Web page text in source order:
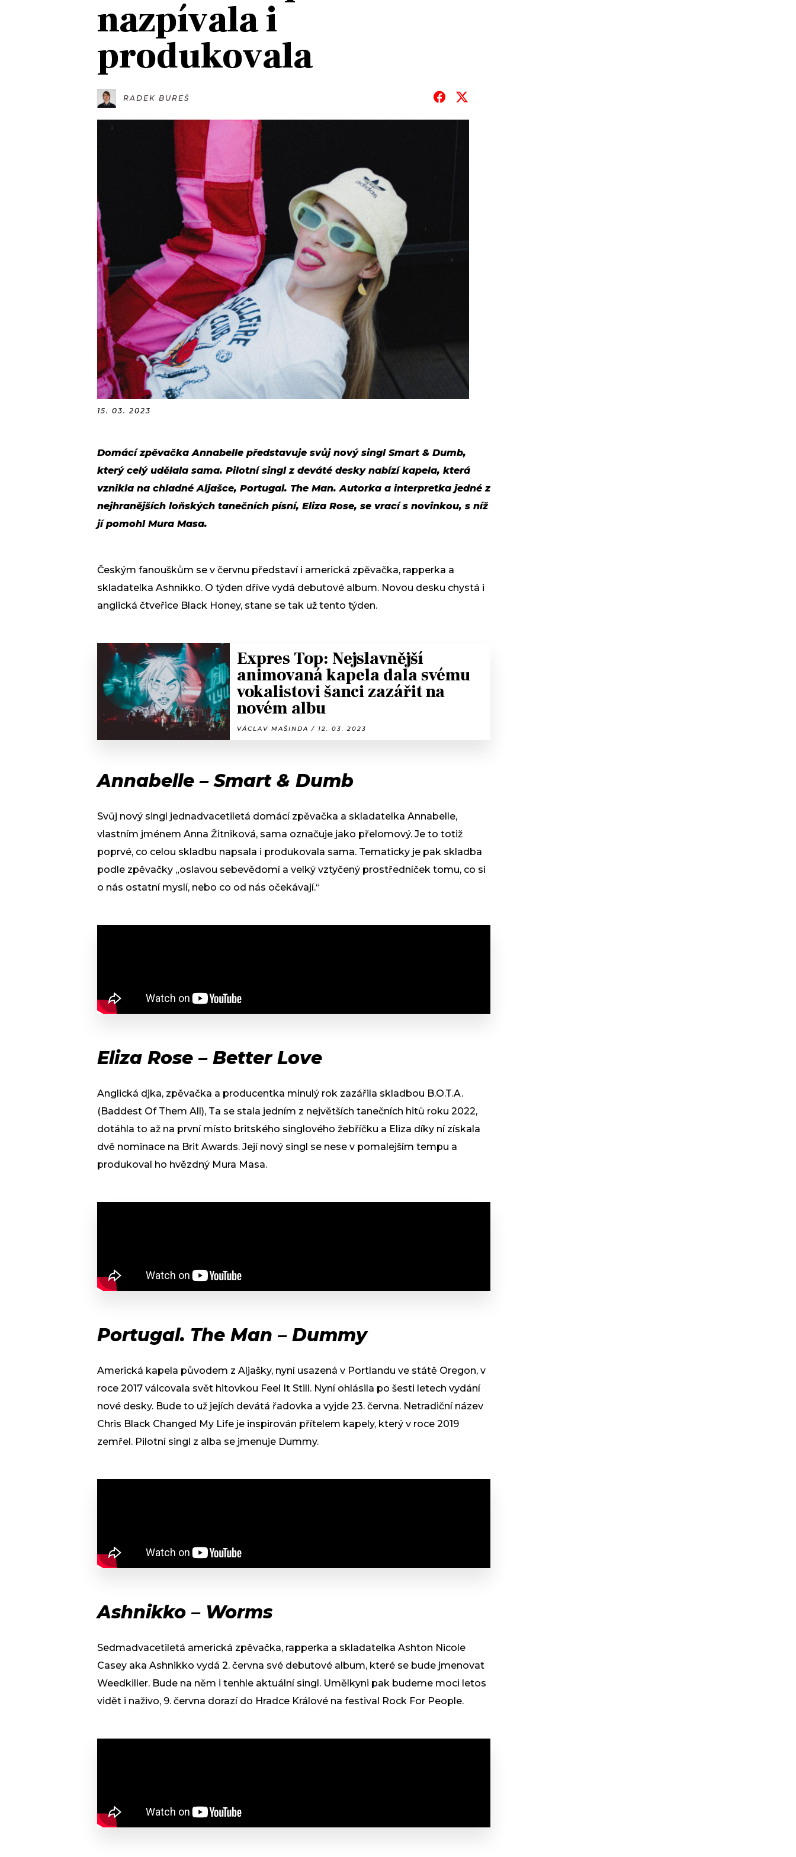
JAK NALADIT
RÁDIO
PROGRAM
SOUTĚŽE
nazpívala i
produkovala
RADEK BUREŠ
15. 03. 2023
Domácí zpěvačka Annabelle představuje svůj nový singl Smart & Dumb,
který celý udělala sama. Pilotní singl z deváté desky nabízí kapela, která
vznikla na chladné Aljašce, Portugal. The Man. Autorka a interpretka jedné z
nejhranějších loňských tanečních písní, Eliza Rose, se vrací s novinkou, s níž
jí pomohl Mura Masa.
Českým fanouškům se v červnu představí i americká zpěvačka, rapperka a
skladatelka Ashnikko. O týden dříve vydá debutové album. Novou desku chystá i
anglická čtveřice Black Honey, stane se tak už tento týden.
Expres Top: Nejslavnější
animovaná kapela dala svému
vokalistovi šanci zazářit na
novém albu
VÁCLAV MAŠINDA / 12. 03. 2023
Annabelle – Smart & Dumb
Svůj nový singl jednadvacetiletá domácí zpěvačka a skladatelka Annabelle,
vlastním jménem Anna Žitniková, sama označuje jako přelomový. Je to totiž
poprvé, co celou skladbu napsala i produkovala sama. Tematicky je pak skladba
podle zpěvačky „oslavou sebevědomí a velký vztyčený prostředníček tomu, co si
o nás ostatní myslí, nebo co od nás očekávají.“
Eliza Rose – Better Love
Anglická djka, zpěvačka a producentka minulý rok zazářila skladbou B.O.T.A.
(Baddest Of Them All), Ta se stala jedním z největších tanečních hitů roku 2022,
dotáhla to až na první místo britského singlového žebříčku a Eliza díky ní získala
dvě nominace na Brit Awards. Její nový singl se nese v pomalejším tempu a
produkoval ho hvězdný Mura Masa.
Portugal. The Man – Dummy
Americká kapela původem z Aljašky, nyní usazená v Portlandu ve státě Oregon, v
roce 2017 válcovala svět hitovkou Feel It Still. Nyní ohlásila po šesti letech vydání
nové desky. Bude to už jejích devátá řadovka a vyjde 23. června. Netradiční název
Chris Black Changed My Life je inspirován přítelem kapely, který v roce 2019
zemřel. Pilotní singl z alba se jmenuje Dummy.
Ashnikko – Worms
Sedmadvacetiletá americká zpěvačka, rapperka a skladatelka Ashton Nicole
Casey aka Ashnikko vydá 2. června své debutové album, které se bude jmenovat
Weedkiller. Bude na něm i tenhle aktuální singl. Umělkyni pak budeme moci letos
vidět i naživo, 9. června dorazí do Hradce Králové na festival Rock For People.